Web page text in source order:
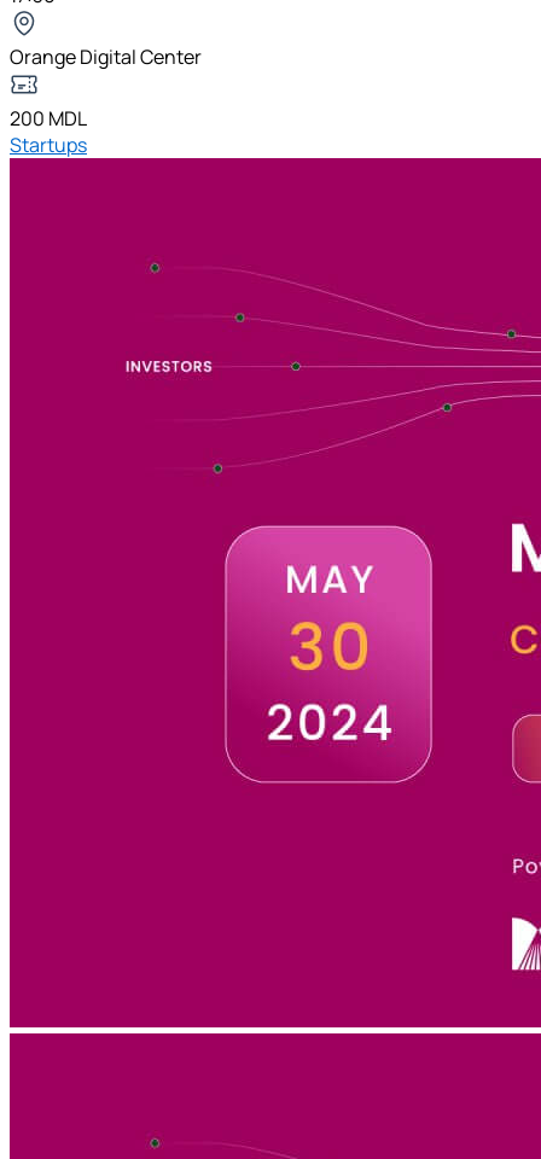
Orange Digital Center
200 MDL
Startups